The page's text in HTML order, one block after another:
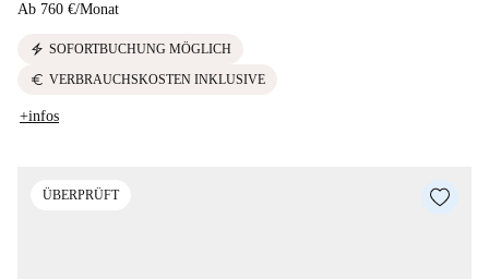
Ab 760 €/Monat
electric_bolt SOFORTBUCHUNG MÖGLICH
euro VERBRAUCHSKOSTEN INKLUSIVE
+infos
ÜBERPRÜFT